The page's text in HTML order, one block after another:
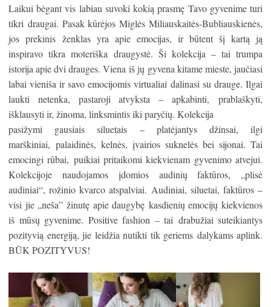
Laikui bėgant vis labiau suvoki kokią prasmę Tavo gyvenime turi
tikri draugai. Pasak kūrėjos Miglės Miliauskaitės-Bubliauskienės,
jos prekinis ženklas yra apie emocijas, ir būtent šį kartą ją
inspiravo tikra moteriška draugystė. Ši kolekcija – tai trumpa
istorija apie dvi drauges. Viena iš jų gyvena kitame mieste, jaučiasi
labai vieniša ir savo emocijomis virtualiai dalinasi su drauge. Ilgai
laukti netenka, pastaroji atvyksta – apkabinti, prablaškyti,
išklausyti ir, žinoma, linksmintis iki paryčių. Kolekcija
pasižymi gausiais siluetais – platėjantys džinsai, ilgi
marškiniai, palaidinės, kelnės, įvairios suknelės bei sijonai. Tai
emocingi rūbai, puikiai pritaikomi kiekvienam gyvenimo atvejui.
Kolekcijoje naudojamos įdomios audinių faktūros, „plisė
audiniai“, rožinio kvarco atspalviai. Audiniai, siluetai, faktūros –
visi jie „neša” žinutę apie daugybę kasdienių emocijų kiekvienos
iš mūsų gyvenime. Positive fashion – tai drabužiai suteikiantys
pozityvią energiją, jie leidžia nutikti tik geriems dalykams aplink.
BŪK POZITYVUS!